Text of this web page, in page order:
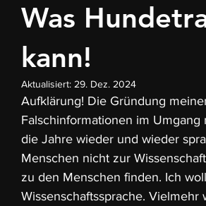
Was
kann!
Aktualisiert: 29. Dez. 2024
Aufklärung! Die Gründung
Falschinformationen im
die Jahre wieder und wieder
Menschen nicht zur
zu den Menschen finden. Ich
Wissenschaftssprache.